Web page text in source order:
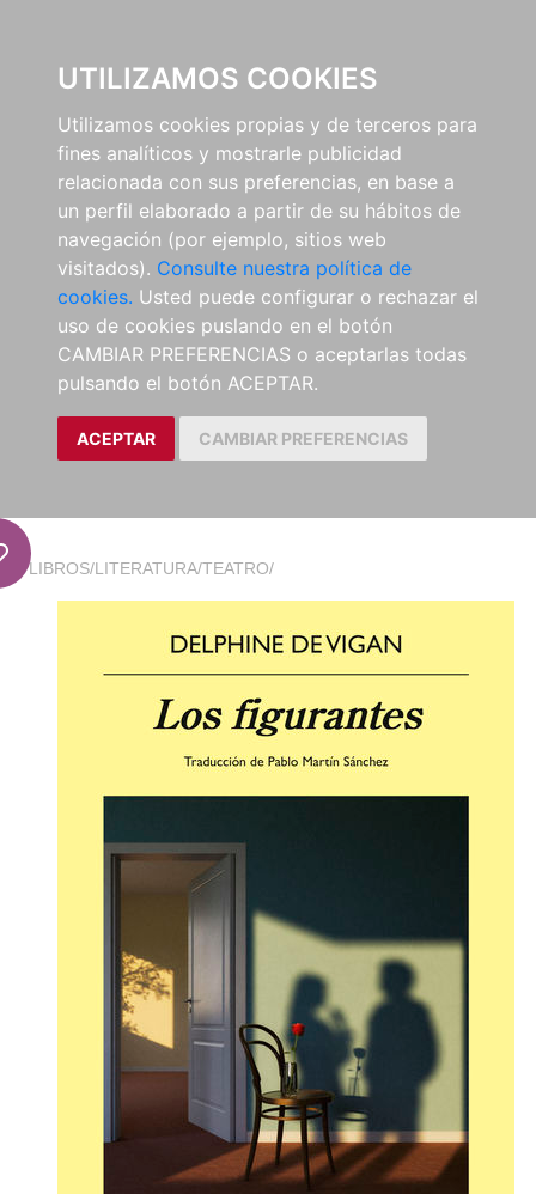
UTILIZAMOS COOKIES
Utilizamos cookies propias y de terceros para
fines analíticos y mostrarle publicidad
relacionada con sus preferencias, en base a
un perfil elaborado a partir de su hábitos de
navegación (por ejemplo, sitios web
visitados). Consulte nuestra política de
cookies. Usted puede configurar o rechazar el
uso de cookies puslando en el botón
CAMBIAR PREFERENCIAS o aceptarlas todas
pulsando el botón ACEPTAR.
ACEPTAR CAMBIAR PREFERENCIAS
LIBROS/LITERATURA/TEATRO/